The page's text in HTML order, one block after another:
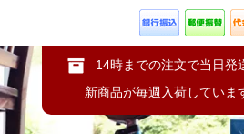
14時までの注文で当日発
新商品が毎週入荷していま